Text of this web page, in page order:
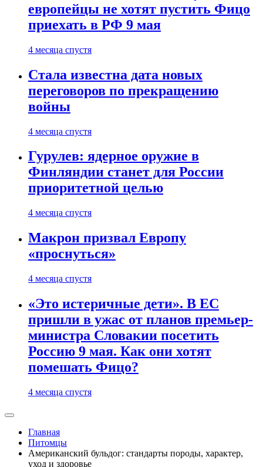
европейцы не хотят пустить Фицо
приехать в РФ 9 мая
4 месяца спустя
Стала известна дата новых
переговоров по прекращению
войны
4 месяца спустя
Гурулев: ядерное оружие в
Финляндии станет для России
приоритетной целью
4 месяца спустя
Макрон призвал Европу
«проснуться»
4 месяца спустя
«Это истеричные дети». В ЕС
пришли в ужас от планов премьер-
министра Словакии посетить
Россию 9 мая. Как они хотят
помешать Фицо?
4 месяца спустя
Главная
Питомцы
Американский бульдог: стандарты породы, характер,
уход и здоровье